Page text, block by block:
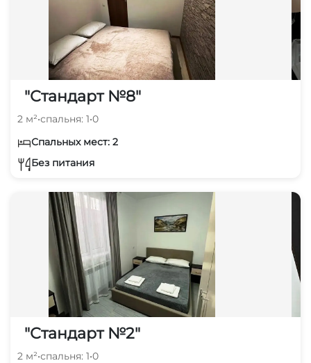
"Стандарт №8"
2 м²•спальня: 1•0
Спальных мест: 2
Без питания
"Стандарт №2"
2 м²•спальня: 1•0